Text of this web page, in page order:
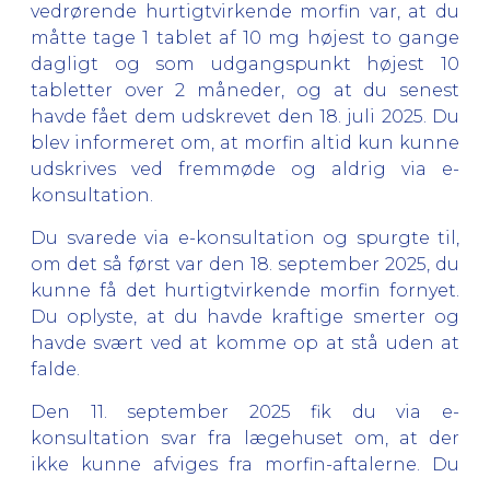
vedrørende hurtigtvirkende morfin var, at du
måtte tage 1 tablet af 10 mg højest to gange
dagligt og som udgangspunkt højest 10
tabletter over 2 måneder, og at du senest
havde fået dem udskrevet den 18. juli 2025. Du
blev informeret om, at morfin altid kun kunne
udskrives ved fremmøde og aldrig via e-
konsultation.
Du svarede via e-konsultation og spurgte til,
om det så først var den 18. september 2025, du
kunne få det hurtigtvirkende morfin fornyet.
Du oplyste, at du havde kraftige smerter og
havde svært ved at komme op at stå uden at
falde.
Den 11. september 2025 fik du via e-
konsultation svar fra lægehuset om, at der
ikke kunne afviges fra morfin-aftalerne. Du